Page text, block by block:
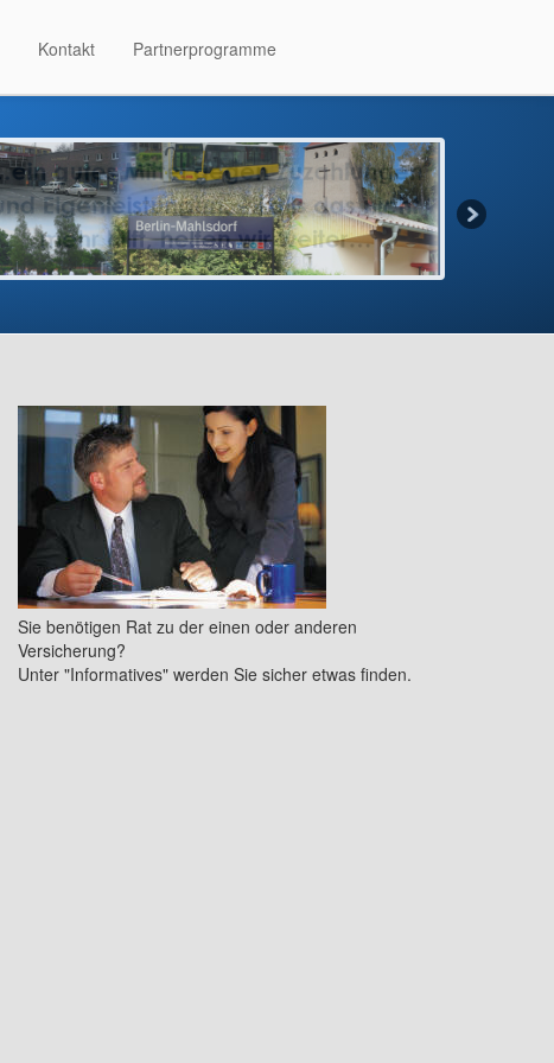
Kontakt Partnerprogramme
Sie benötigen Rat zu der einen oder anderen
Versicherung?
Unter "Informatives" werden Sie sicher etwas finden.